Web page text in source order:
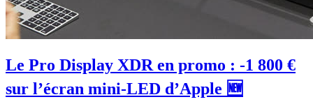
Le Pro Display XDR en promo : -1 800 €
sur l’écran mini-LED d’Apple 🆕